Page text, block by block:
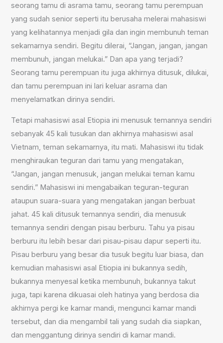
seorang tamu di asrama tamu, seorang tamu perempuan
yang sudah senior seperti itu berusaha melerai mahasiswi
yang kelihatannya menjadi gila dan ingin membunuh teman
sekamarnya sendiri. Begitu dilerai, “Jangan, jangan, jangan
membunuh, jangan melukai.” Dan apa yang terjadi?
Seorang tamu perempuan itu juga akhirnya ditusuk, dilukai,
dan tamu perempuan ini lari keluar asrama dan
menyelamatkan dirinya sendiri.
Tetapi mahasiswi asal Etiopia ini menusuk temannya sendiri
sebanyak 45 kali tusukan dan akhirnya mahasiswi asal
Vietnam, teman sekamarnya, itu mati. Mahasiswi itu tidak
menghiraukan teguran dari tamu yang mengatakan,
“Jangan, jangan menusuk, jangan melukai teman kamu
sendiri.” Mahasiswi ini mengabaikan teguran-teguran
ataupun suara-suara yang mengatakan jangan berbuat
jahat. 45 kali ditusuk temannya sendiri, dia menusuk
temannya sendiri dengan pisau berburu. Tahu ya pisau
berburu itu lebih besar dari pisau-pisau dapur seperti itu.
Pisau berburu yang besar dia tusuk begitu luar biasa, dan
kemudian mahasiswi asal Etiopia ini bukannya sedih,
bukannya menyesal ketika membunuh, bukannya takut
juga, tapi karena dikuasai oleh hatinya yang berdosa dia
akhirnya pergi ke kamar mandi, mengunci kamar mandi
tersebut, dan dia mengambil tali yang sudah dia siapkan,
dan menggantung dirinya sendiri di kamar mandi.